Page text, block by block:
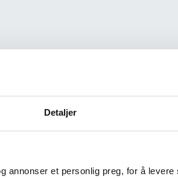
Detaljer
annonser et personlig preg, for å